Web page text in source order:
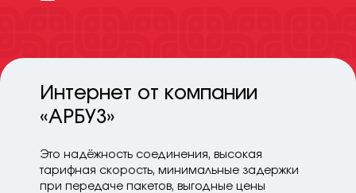
Интернет от компании
«АРБУЗ»
Это надёжность соединения, высокая
тарифная скорость, минимальные задержки
при передаче пакетов, выгодные цены